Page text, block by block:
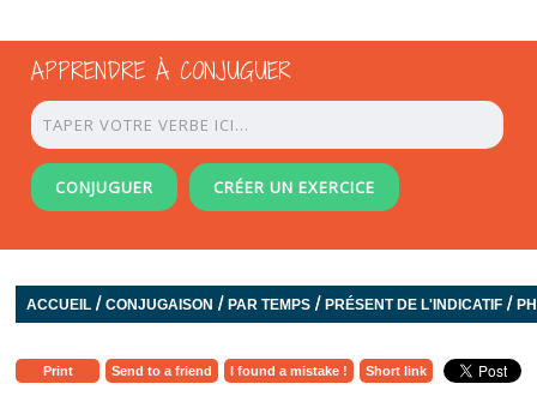
APPRENDRE À CONJUGUER
CONJUGUER CRÉER UN EXERCICE
ACCUEIL/ CONJUGAISON / PAR TEMPS/ PRÉSENT DE L'INDICATIF/
Print Send to a friend I found a mistake ! Short link